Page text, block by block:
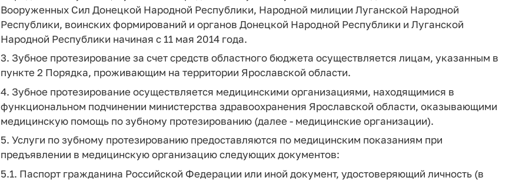
Вооруженных Сил Донецкой Народной Республики, Народной милиции Луганской Народной
Республики, воинских формирований и органов Донецкой Народной Республики и Луганской
Народной Республики начиная с 11 мая 2014 года.
3. Зубное протезирование за счет средств областного бюджета осуществляется лицам, указанным в
пункте 2 Порядка, проживающим на территории Ярославской области.
4. Зубное протезирование осуществляется медицинскими организациями, находящимися в
функциональном подчинении министерства здравоохранения Ярославской области, оказывающими
медицинскую помощь по зубному протезированию (далее - медицинские организации).
5. Услуги по зубному протезированию предоставляются по медицинским показаниям при
предъявлении в медицинскую организацию следующих документов:
5.1. Паспорт гражданина Российской Федерации или иной документ, удостоверяющий личность (в